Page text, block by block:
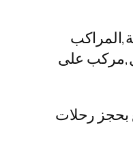
على
بحجز رحلات